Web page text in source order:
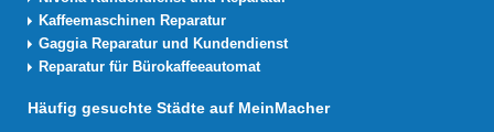
Kaffeemaschinen Reparatur
Gaggia Reparatur und Kundendienst
Reparatur für Bürokaffeeautomat
Häufig gesuchte Städte auf MeinMacher